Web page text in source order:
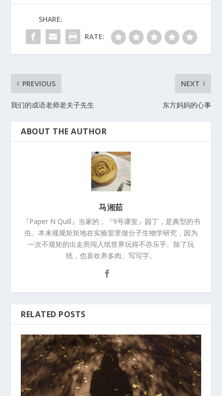
SHARE:
RATE:
PREVIOUS
我们的成语老师老夫子先生
NEXT
东方妈妈的心事
ABOUT THE AUTHOR
马湘茹
『Paper N Quill』当家的，『9号课室』园丁，是典型的书
虫。本来规规矩矩地在实验室里做分子生物学研究，因为
一次不规矩的出走而闯入纸世界玩得不亦乐乎。除了玩
纸，也喜欢养多肉、写写字。
RELATED POSTS